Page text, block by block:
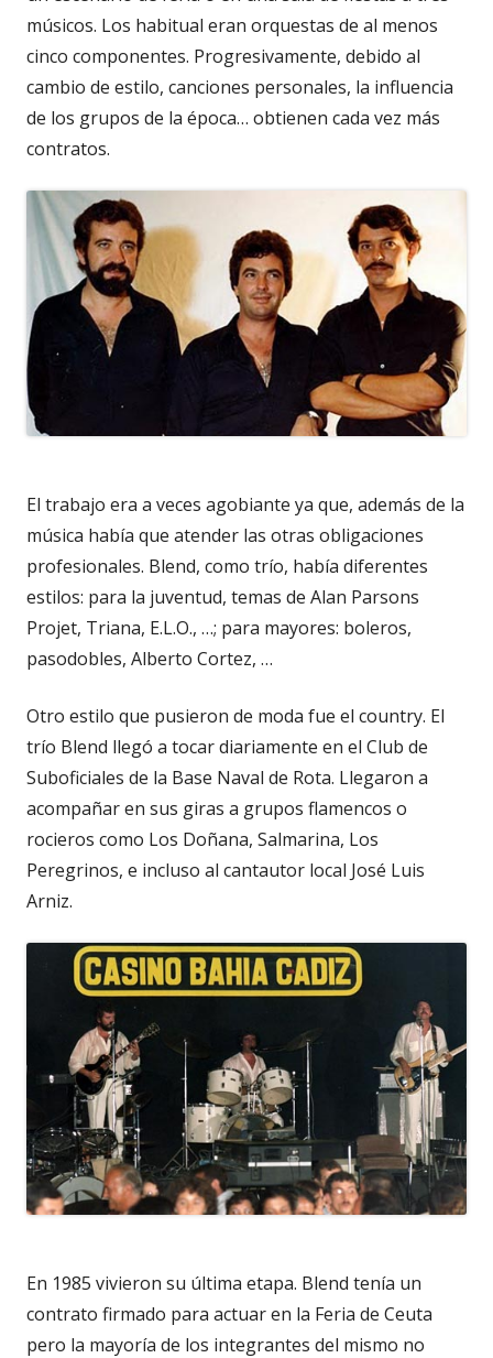
músicos. Los habitual eran orquestas de al menos
cinco componentes. Progresivamente, debido al
cambio de estilo, canciones personales, la influencia
de los grupos de la época… obtienen cada vez más
contratos.
El trabajo era a veces agobiante ya que, además de la
música había que atender las otras obligaciones
profesionales. Blend, como trío, había diferentes
estilos: para la juventud, temas de Alan Parsons
Projet, Triana, E.L.O., …; para mayores: boleros,
pasodobles, Alberto Cortez, …
Otro estilo que pusieron de moda fue el country. El
trío Blend llegó a tocar diariamente en el Club de
Suboficiales de la Base Naval de Rota. Llegaron a
acompañar en sus giras a grupos flamencos o
rocieros como Los Doñana, Salmarina, Los
Peregrinos, e incluso al cantautor local José Luis
Arniz.
En 1985 vivieron su última etapa. Blend tenía un
contrato firmado para actuar en la Feria de Ceuta
pero la mayoría de los integrantes del mismo no